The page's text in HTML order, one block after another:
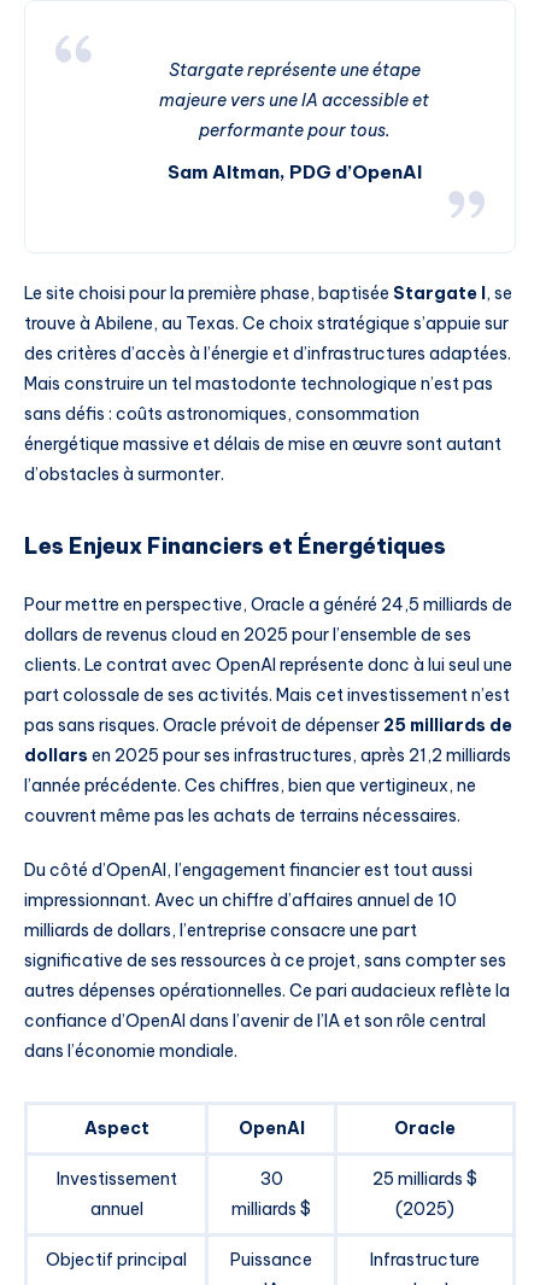
Stargate représente une étape
majeure vers une IA accessible et
performante pour tous.
Sam Altman, PDG d’OpenAI
Le site choisi pour la première phase, baptisée Stargate I, se
trouve à Abilene, au Texas. Ce choix stratégique s’appuie sur
des critères d’accès à l’énergie et d’infrastructures adaptées.
Mais construire un tel mastodonte technologique n’est pas
sans défis : coûts astronomiques, consommation
énergétique massive et délais de mise en œuvre sont autant
d’obstacles à surmonter.
Les Enjeux Financiers et Énergétiques
Pour mettre en perspective, Oracle a généré 24,5 milliards de
dollars de revenus cloud en 2025 pour l’ensemble de ses
clients. Le contrat avec OpenAI représente donc à lui seul une
part colossale de ses activités. Mais cet investissement n’est
pas sans risques. Oracle prévoit de dépenser 25 milliards de
dollars en 2025 pour ses infrastructures, après 21,2 milliards
l’année précédente. Ces chiffres, bien que vertigineux, ne
couvrent même pas les achats de terrains nécessaires.
Du côté d’OpenAI, l’engagement financier est tout aussi
impressionnant. Avec un chiffre d’affaires annuel de 10
milliards de dollars, l’entreprise consacre une part
significative de ses ressources à ce projet, sans compter ses
autres dépenses opérationnelles. Ce pari audacieux reflète la
confiance d’OpenAI dans l’avenir de l’IA et son rôle central
dans l’économie mondiale.
Aspect OpenAI Oracle
Investissement
annuel
30
milliards $
25 milliards $
(2025)
Objectif principal
Puissance
Infrastructure